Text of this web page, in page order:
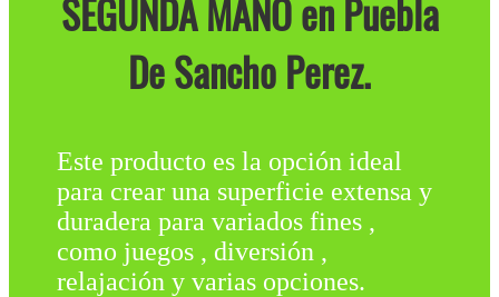
SEGUNDA MANO en Puebla
De Sancho Perez.
Este producto es la opción ideal
para crear una superficie extensa y
duradera para variados fines ,
como juegos , diversión ,
relajación y varias opciones.